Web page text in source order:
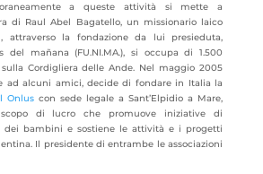
a queste attività si mette a
di Raul Abel Bagatello, un missionario laico
attraverso la fondazione da lui presieduta,
del mañana (FU.NI.MA.), si occupa di 1.500
Cordigliera delle Ande. Nel maggio 2005
ad alcuni amici, decide di fondare in Italia la
Onluscon sede legale a Sant’Elpidio a Mare,
scopo di lucro che promuove iniziative di
dei bambini e sostiene le attività e i progetti
Il presidente di entrambe le associazioni